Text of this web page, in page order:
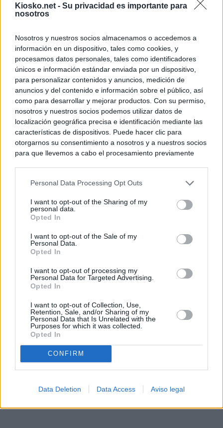
Kiosko.net - Su privacidad es importante para
nosotros
Nosotros y nuestros socios almacenamos o accedemos a
información en un dispositivo, tales como cookies, y
procesamos datos personales, tales como identificadores
únicos e información estándar enviada por un dispositivo,
para personalizar contenidos y anuncios, medición de
anuncios y del contenido e información sobre el público, así
como para desarrollar y mejorar productos. Con su permiso,
nosotros y nuestros socios podemos utilizar datos de
localización geográfica precisa e identificación mediante las
características de dispositivos. Puede hacer clic para
otorgarnos su consentimiento a nosotros y a nuestros socios
para que llevemos a cabo el procesamiento previamente
negar su consentimiento. Tenga en cuenta que algún
de su consentimiento, pero usted tiene el derecho de
rechazar tal procesamiento. Sus preferencias se aplicarán
cualquier momento entrando de nuevo en este sitio web o
visitando nuestra política de privacidad.
Personal Data Processing Opt Outs
I want to opt-out of the Sharing of my
personal data.
Opted In
I want to opt-out of the Sale of my
Personal Data.
Opted In
I want to opt-out of processing my
Personal Data for Targeted Advertising.
Opted In
I want to opt-out of Collection, Use,
Retention, Sale, and/or Sharing of my
Personal Data that Is Unrelated with the
Purposes for which it was collected.
Opted In
CONFIRM
Data Deletion Data Access Aviso legal